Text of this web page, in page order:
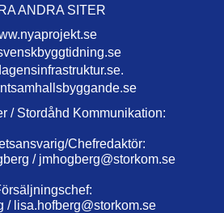
ANDRA SITER
/ Stordåhd Kommunikation:
Chefredaktör:
/ jmhogberg@storkom.se
/ lisa.hofberg@storkom.se